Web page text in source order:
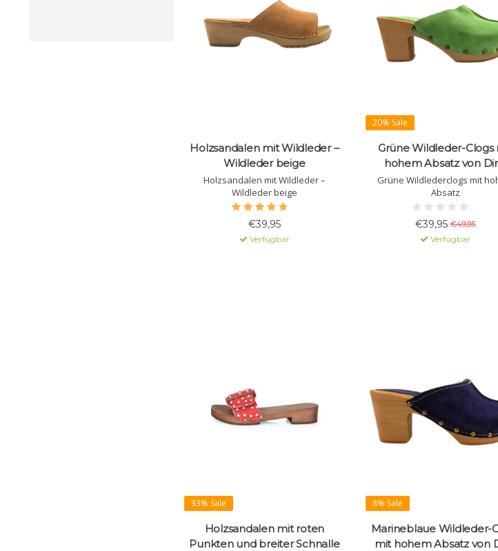
Holzsandalen mit Wildleder –
Wildleder beige
Holzsandalen mit Wildleder –
Wildleder beige
€39,95
Verfügbar
20% Sale
Grüne Wildleder-Clogs
hohem Absatz von
Grüne Wildlederclogs mit
Absatz
€39,95 €49,95
Verfügbar
33% Sale
Holzsandalen mit roten
Punkten und breiter Schnalle
8% Sale
Marineblaue Wildleder-
mit hohem Absatz von